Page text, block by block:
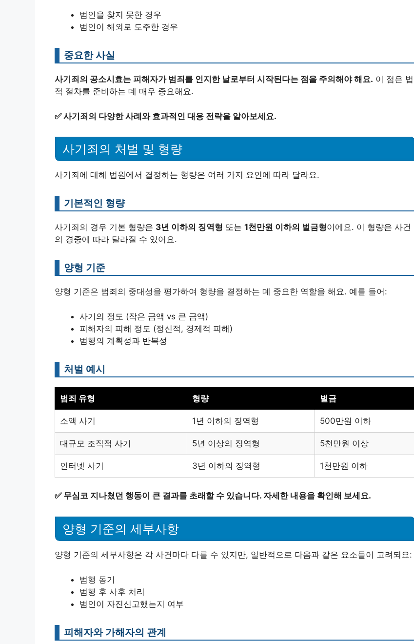
범인을 찾지 못한 경우
범인이 해외로 도주한 경우
중요한 사실
사기죄의 공소시효는 피해자가 범죄를 인지한 날로부터 시작된다는 점을 주의해야 해요. 이 점은 법
적 절차를 준비하는 데 매우 중요해요.
✅사기죄의 다양한 사례와 효과적인 대응 전략을 알아보세요.
사기죄의 처벌 및 형량
사기죄에 대해 법원에서 결정하는 형량은 여러 가지 요인에 따라 달라요.
기본적인 형량
사기죄의 경우 기본 형량은 3년 이하의 징역형 또는 1천만원 이하의 벌금형이에요. 이 형량은 사건
의 경중에 따라 달라질 수 있어요.
양형 기준
양형 기준은 범죄의 중대성을 평가하여 형량을 결정하는 데 중요한 역할을 해요. 예를 들어:
사기의 정도 (작은 금액 vs 큰 금액)
피해자의 피해 정도 (정신적, 경제적 피해)
범행의 계획성과 반복성
처벌 예시
범죄 유형 형량 벌금
소액 사기 1년 이하의 징역형 500만원 이하
대규모 조직적 사기 5년 이상의 징역형 5천만원 이상
인터넷 사기 3년 이하의 징역형 1천만원 이하
✅ 무심코 지나쳤던 행동이 큰 결과를 초래할 수 있습니다. 자세한 내용을 확인해 보세요.
양형 기준의 세부사항
양형 기준의 세부사항은 각 사건마다 다를 수 있지만, 일반적으로 다음과 같은 요소들이 고려되요:
범행 동기
범행 후 사후 처리
범인이 자진신고했는지 여부
피해자와 가해자의 관계